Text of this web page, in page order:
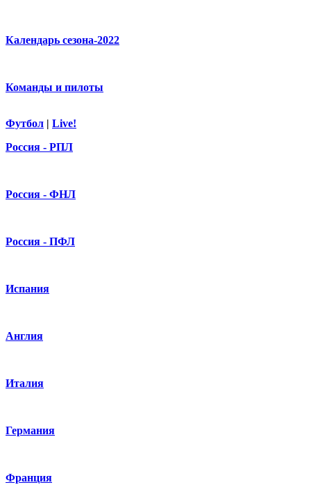
Календарь сезона-2022
Команды и пилоты
Футбол | Live!
Россия - РПЛ
Россия - ФНЛ
Россия - ПФЛ
Испания
Англия
Италия
Германия
Франция